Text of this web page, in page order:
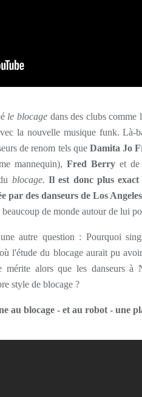
le blocagedans des clubs comme
la nouvelle musique funk. Là-
de renom tels que Damita Jo
mannequin), Fred Berryet de
blocage.Il est donc plus
par des danseurs de Los
de monde autour de lui
autre question : Pourquoi
l'étude du blocage aurait pu
alors que les danseurs à
style de blocage ?
au blocage - et au robot - une